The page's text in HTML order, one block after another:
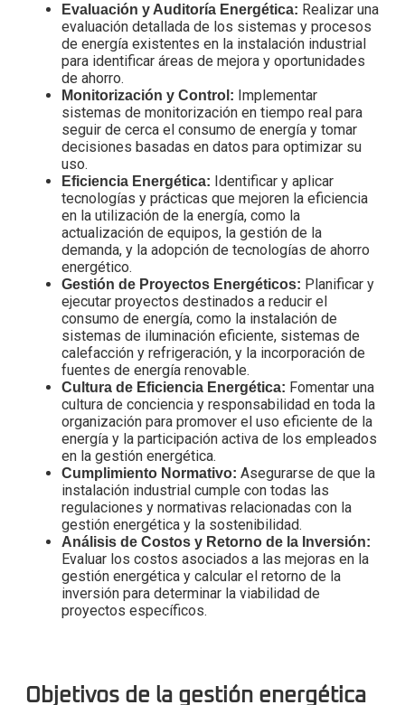
Evaluación y Auditoría Energética: Realizar una
evaluación detallada de los sistemas y procesos
de energía existentes en la instalación industrial
para identificar áreas de mejora y oportunidades
de ahorro.
Monitorización y Control: Implementar
sistemas de monitorización en tiempo real para
seguir de cerca el consumo de energía y tomar
decisiones basadas en datos para optimizar su
uso.
Eficiencia Energética: Identificar y aplicar
tecnologías y prácticas que mejoren la eficiencia
en la utilización de la energía, como la
actualización de equipos, la gestión de la
demanda, y la adopción de tecnologías de ahorro
energético.
Gestión de Proyectos Energéticos: Planificar y
ejecutar proyectos destinados a reducir el
consumo de energía, como la instalación de
sistemas de iluminación eficiente, sistemas de
calefacción y refrigeración, y la incorporación de
fuentes de energía renovable.
Cultura de Eficiencia Energética: Fomentar una
cultura de conciencia y responsabilidad en toda la
organización para promover el uso eficiente de la
energía y la participación activa de los empleados
en la gestión energética.
Cumplimiento Normativo: Asegurarse de que la
instalación industrial cumple con todas las
regulaciones y normativas relacionadas con la
gestión energética y la sostenibilidad.
Análisis de Costos y Retorno de la Inversión:
Evaluar los costos asociados a las mejoras en la
gestión energética y calcular el retorno de la
inversión para determinar la viabilidad de
proyectos específicos.
Objetivos de la gestión energética